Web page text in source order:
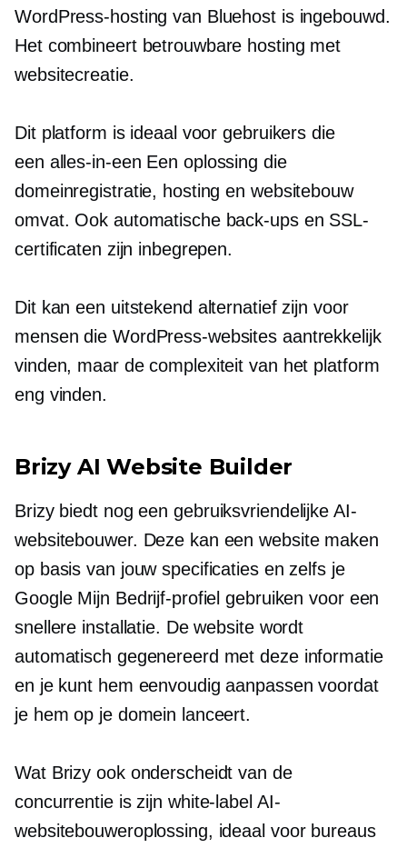
WordPress-hosting van Bluehost is ingebouwd.
Het combineert betrouwbare hosting met
websitecreatie.
Dit platform is ideaal voor gebruikers die
een alles-in-een Een oplossing die
domeinregistratie, hosting en websitebouw
omvat. Ook automatische back-ups en SSL-
certificaten zijn inbegrepen.
Dit kan een uitstekend alternatief zijn voor
mensen die WordPress-websites aantrekkelijk
vinden, maar de complexiteit van het platform
eng vinden.
Brizy AI Website Builder
Brizy biedt nog een gebruiksvriendelijke AI-
websitebouwer. Deze kan een website maken
op basis van jouw specificaties en zelfs je
Google Mijn Bedrijf-profiel gebruiken voor een
snellere installatie. De website wordt
automatisch gegenereerd met deze informatie
en je kunt hem eenvoudig aanpassen voordat
je hem op je domein lanceert.
Wat Brizy ook onderscheidt van de
concurrentie is zijn white-labelAI-
websitebouweroplossing, ideaal voor bureaus